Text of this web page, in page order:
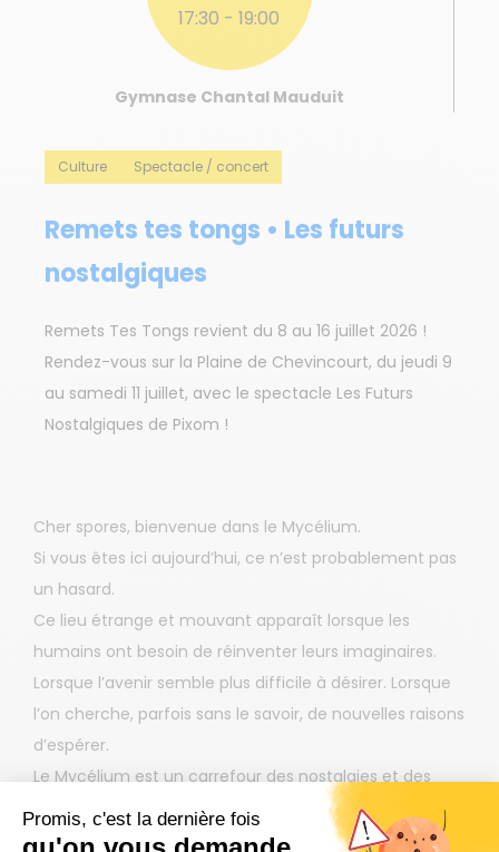
17:30 - 19:00
Gymnase Chantal Mauduit
Culture Spectacle / concert
Remets tes tongs • Les futurs
nostalgiques
Remets Tes Tongs revient du 8 au 16 juillet 2026 !
Rendez-vous sur la Plaine de Chevincourt, du jeudi 9
au samedi 11 juillet, avec le spectacle Les Futurs
Nostalgiques de Pixom !
Cher spores, bienvenue dans le Mycélium.
Si vous êtes ici aujourd’hui, ce n’est probablement pas
un hasard.
Ce lieu étrange et mouvant apparaît lorsque les
humains ont besoin de réinventer leurs imaginaires.
Lorsque l’avenir semble plus difficile à désirer. Lorsque
l’on cherche, parfois sans le savoir, de nouvelles raisons
d’espérer.
Le Mycélium est un carrefour des nostalgies et des
futurs rêvés. Un réseau vivant où se rencontrent les
promesses du passé, les rêves abandonnés et les